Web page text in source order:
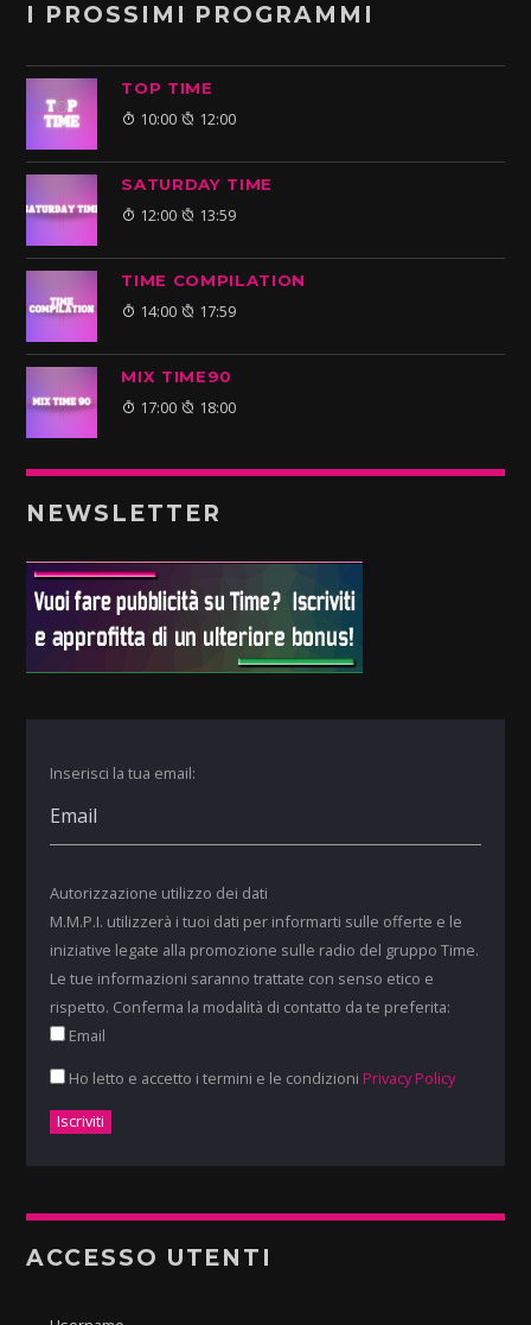
I PROSSIMI PROGRAMMI
TOP TIME
10:00 12:00
SATURDAY TIME
12:00 13:59
TIME COMPILATION
14:00 17:59
MIX TIME90
17:00 18:00
NEWSLETTER
Inserisci la tua email:
Autorizzazione utilizzo dei dati
M.M.P.I. utilizzerà i tuoi dati per informarti sulle offerte e le
iniziative legate alla promozione sulle radio del gruppo Time.
Le tue informazioni saranno trattate con senso etico e
rispetto. Conferma la modalità di contatto da te preferita:
Email
Ho letto e accetto i termini e le condizioni Privacy Policy
ACCESSO UTENTI